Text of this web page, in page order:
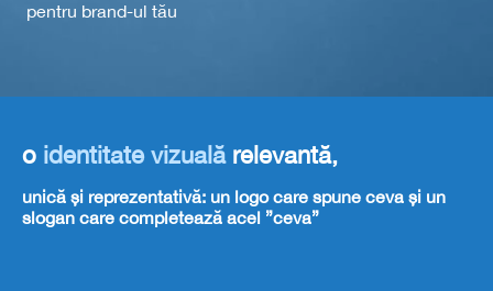
pentru brand-ul tău
o identitate vizualărelevantă,
unică și reprezentativă: un logo care spune ceva și un
slogan care completează acel ”ceva”